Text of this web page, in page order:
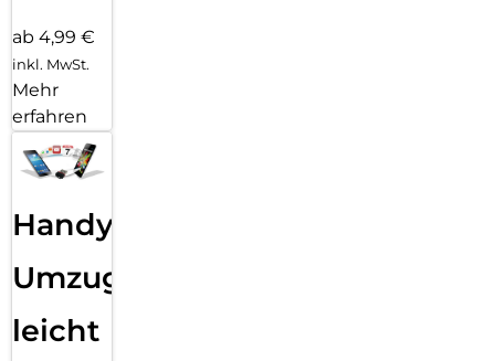
ab 4,99 €
inkl. MwSt.
Mehr
erfahren
Handy
Umzug
leicht